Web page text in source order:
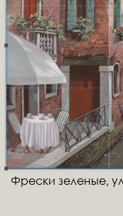
Фрески зеленые,